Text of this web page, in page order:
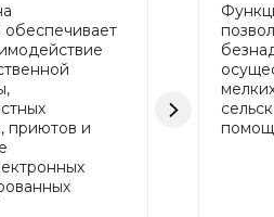
обеспечивает
приютов и